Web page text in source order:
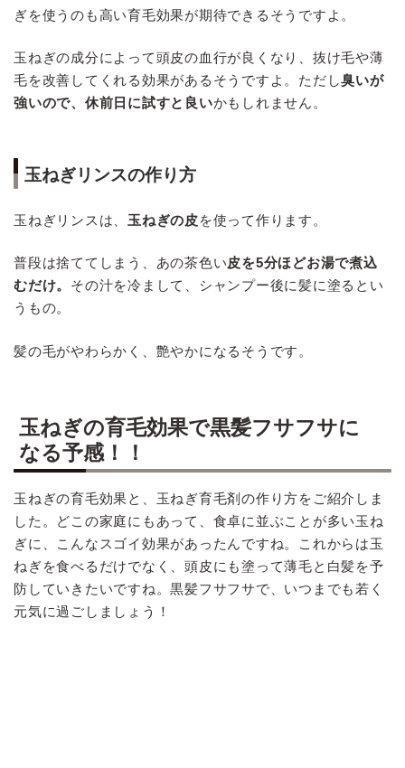
ぎを使うのも高い育毛効果が期待できるそうですよ。
玉ねぎの成分によって頭皮の血行が良くなり、抜け毛や薄
毛を改善してくれる効果があるそうですよ。ただし臭いが
強いので、休前日に試すと良いかもしれません。
玉ねぎリンスの作り方
玉ねぎリンスは、 玉ねぎの皮を使って作ります。
普段は捨ててしまう、あの茶色い皮を5分ほどお湯で煮込
むだけ。 その汁を冷まして、シャンプー後に髪に塗るとい
うもの。
髪の毛がやわらかく、艶やかになるそうです。
玉ねぎの育毛効果で黒髪フサフサに
なる予感！！
玉ねぎの育毛効果と、玉ねぎ育毛剤の作り方をご紹介しま
した。どこの家庭にもあって、食卓に並ぶことが多い玉ね
ぎに、こんなスゴイ効果があったんですね。これからは玉
ねぎを食べるだけでなく、頭皮にも塗って薄毛と白髪を予
防していきたいですね。黒髪フサフサで、いつまでも若く
元気に過ごしましょう！